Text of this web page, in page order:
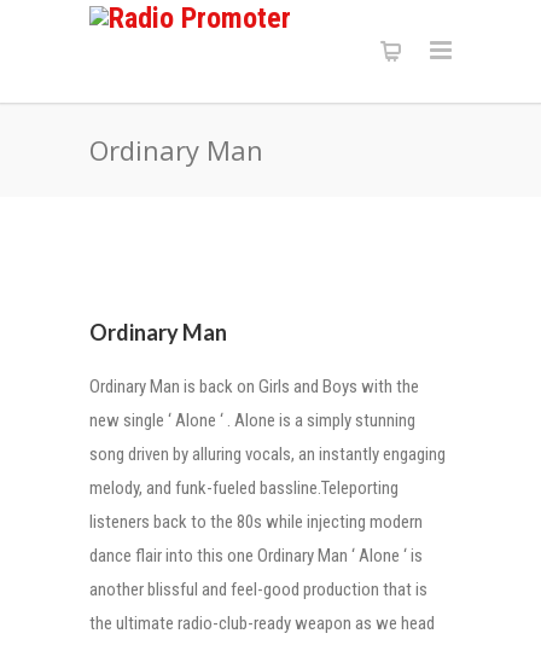
Ordinary Man
Ordinary Man
Ordinary Man is back on Girls and Boys with the
new single ‘ Alone ‘ . Alone is a simply stunning
song driven by alluring vocals, an instantly engaging
melody, and funk-fueled bassline.Teleporting
listeners back to the 80s while injecting modern
dance flair into this one Ordinary Man ‘ Alone ‘ is
another blissful and feel-good production that is
the ultimate radio-club-ready weapon as we head